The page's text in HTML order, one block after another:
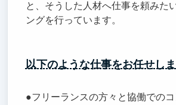
と、そうした人材へ仕事を頼みた
ングを行っています。
以下のような仕事をお任せしま
●フリーランスの方々と協働での